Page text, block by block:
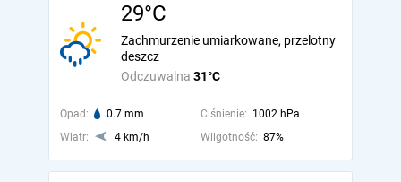
29°C
Odczuwalna 31°C
Zachmurzenie umiarkowane, przelotny
deszcz
Opad: 0.7 mm Ciśnienie: 1002 hPa
Wiatr:
4 km/h Wilgotność: 87%